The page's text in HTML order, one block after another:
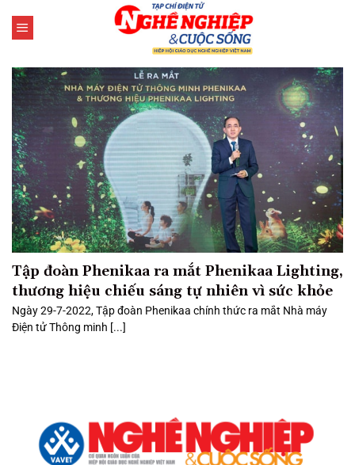
qua
dung
Tập đoàn Phenikaa ra mắt Phenikaa Lighting,
thương hiệu chiếu sáng tự nhiên vì sức khỏe
Ngày 29-7-2022, Tập đoàn Phenikaa chính thức ra mắt Nhà máy
Điện tử Thông minh [...]